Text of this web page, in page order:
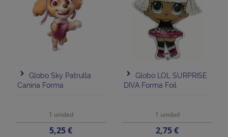
Globo Sky Patrulla
Canina Forma
1 unidad
Precio
5,25 €
Globo LOL SURPRISE
DIVA Forma Foil
1 unidad
Precio
2,75 €